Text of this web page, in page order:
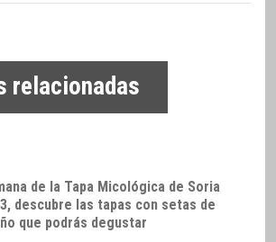
relacionadas
de la Tapa Micológica de Soria
descubre las tapas con setas de
que podrás degustar